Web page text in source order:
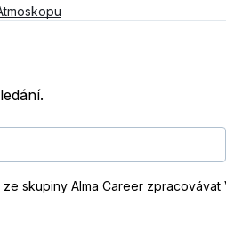
skupiny Alma Career zpracovávat